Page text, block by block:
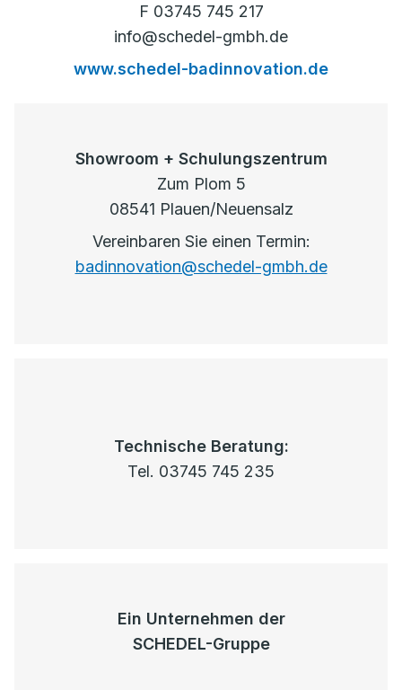
F 03745 745 217
info@schedel-gmbh.de
www.schedel-badinnovation.de
Showroom + Schulungszentrum
Zum Plom 5
08541 Plauen/Neuensalz
Vereinbaren Sie einen Termin:
badinnovation@schedel-gmbh.de
Technische Beratung:
Tel. 03745 745 235
Ein Unternehmen der
SCHEDEL-Gruppe